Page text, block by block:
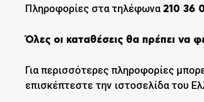
Πληροφορίες στα τηλέφωνα 210 36
Όλες οι καταθέσεις θα πρέπει να
Για περισσότερες πληροφορίες
επισκέπτεστε την ιστοσελίδα του